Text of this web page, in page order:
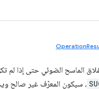
الماسح الضوئي حتى إذا لم
، سيكون المعرّف غير صالح